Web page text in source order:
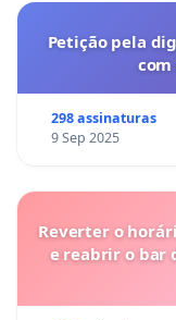
Petição pela
298 assinaturas
9 Sep 2025
Reverter o
e reabrir o bar